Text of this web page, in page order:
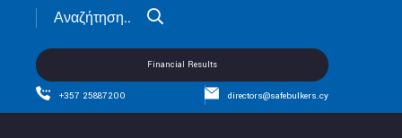
Financial Results
+357 25887200 directors@safebulkers.cy